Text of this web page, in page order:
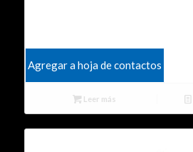
Agregar a hoja de contactos
Leer más